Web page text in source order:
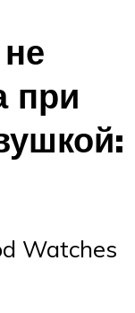
при
Watches